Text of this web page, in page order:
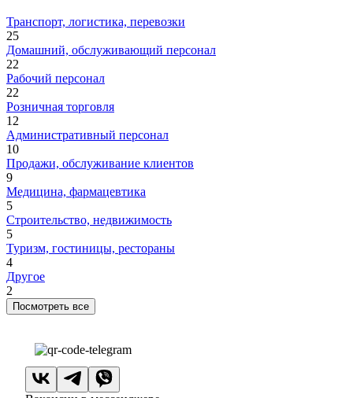
Транспорт, логистика, перевозки
25
Домашний, обслуживающий персонал
22
Рабочий персонал
22
Розничная торговля
12
Административный персонал
10
Продажи, обслуживание клиентов
9
Медицина, фармацевтика
5
Строительство, недвижимость
5
Туризм, гостиницы, рестораны
4
Другое
2
Посмотреть все